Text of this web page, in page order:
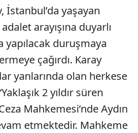
İstanbul’da yaşayan
arayışına duyarlı
yapılacak duruşmaya
çağırdı. Karay
yanlarında olan herkese
2 yıldır süren
Mahkemesi’nde Aydın
etmektedir. Mahkeme